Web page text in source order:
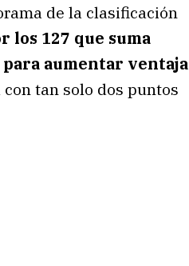
de la clasificación
los 127 que suma
aumentar ventaja
tan solo dos puntos